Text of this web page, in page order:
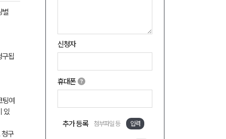
신청자
휴대폰
추가 등록 첨부파일 등 입력
별
구됩
팅여
있
구